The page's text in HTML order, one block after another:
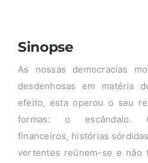
Sinopse
As nossas democracias
desdenhosas em matéria
efeito, esta operou o seu
formas: o escândalo.
financeiros, histórias
vertentes reúnem-se e não